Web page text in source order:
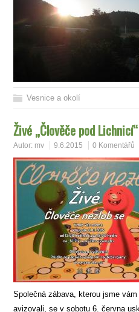
Vesnice a okolí
Živé „Člověče pod
Autor: mv 9.6.2015 0 Komentářů
Společná zábava, kterou jsme
avizovali, se v sobotu 6. června